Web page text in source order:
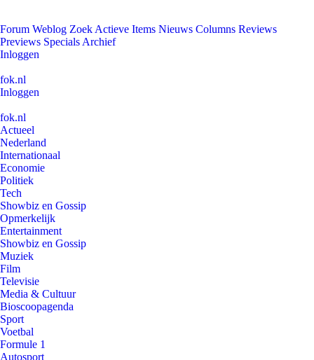
Forum Weblog Zoek Actieve Items Nieuws Columns Reviews
Previews Specials Archief
Inloggen
fok.nl
Inloggen
fok.nl
Actueel
Nederland
Internationaal
Economie
Politiek
Tech
Showbiz en Gossip
Opmerkelijk
Entertainment
Showbiz en Gossip
Muziek
Film
Televisie
Media & Cultuur
Bioscoopagenda
Sport
Voetbal
Formule 1
Autosport